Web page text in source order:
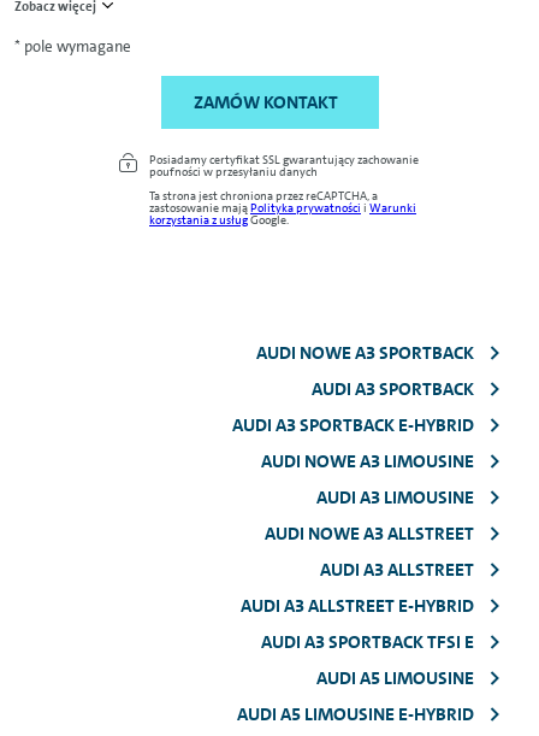
Zobacz więcej
* pole wymagane
ZAMÓW KONTAKT
Posiadamy certyfikat SSL gwarantujący zachowanie
poufności w przesyłaniu danych
Ta strona jest chroniona przez reCAPTCHA, a
zastosowanie mająPolityka prywatności iWarunki
korzystania z usługGoogle.
AUDI NOWE A3 SPORTBACK
AUDI A3 SPORTBACK
AUDI A3 SPORTBACK E-HYBRID
AUDI NOWE A3 LIMOUSINE
AUDI A3 LIMOUSINE
AUDI NOWE A3 ALLSTREET
AUDI A3 ALLSTREET
AUDI A3 ALLSTREET E-HYBRID
AUDI A3 SPORTBACK TFSI E
AUDI A5 LIMOUSINE
AUDI A5 LIMOUSINE E-HYBRID